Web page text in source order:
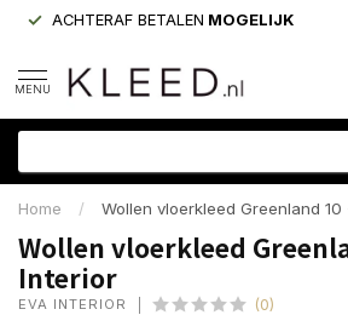
ACHTERAF BETALEN MOGELIJK
MENU
Home / Wollen vloerkleed Greenland
Wollen vloerkleed
Interior
EVA INTERIOR (0)